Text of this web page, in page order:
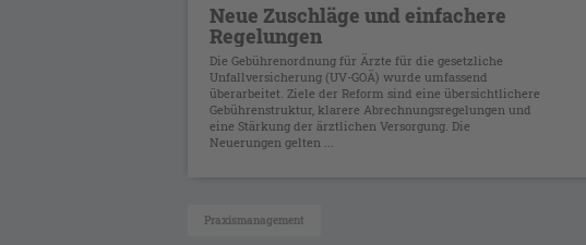
Neue Zuschläge und einfachere
Regelungen
Die Gebührenordnung für Ärzte für die gesetzliche
Unfallversicherung (UV-GOÄ) wurde umfassend
überarbeitet. Ziele der Reform sind eine übersichtlichere
Gebührenstruktur, klarere Abrechnungsregelungen und
eine Stärkung der ärztlichen Versorgung. Die
Neuerungen gelten ...
Praxismanagement